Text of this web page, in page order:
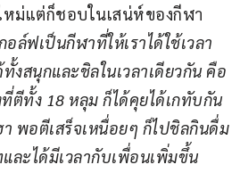
ม่แต่ก็ชอบในเสน่ห์ของกีฬา
อล์ฟเป็นกีฬาที่ให้เราได้ใช้เวลา
งสนุกและชิลในเวลาเดียวกัน คือ
ตีทั้ง 18 หลุม ก็ได้คุยได้เกทับกัน
พอตีเสร็จเหนื่อยๆ ก็ไปชิลกินดื่ม
ละได้มีเวลากับเพื่อนเพิ่มขึ้น